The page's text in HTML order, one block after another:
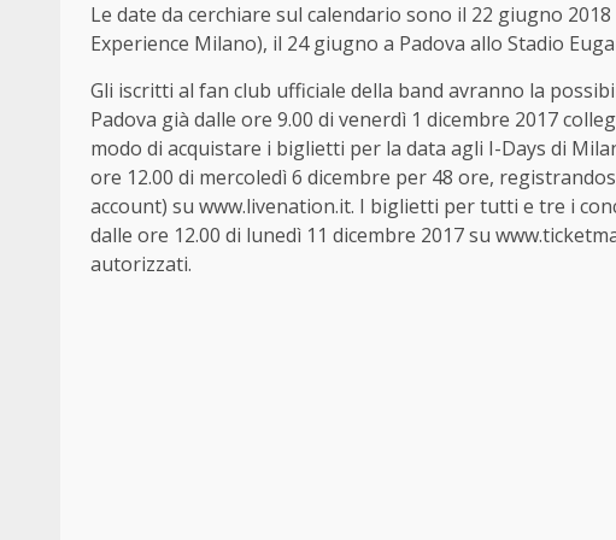
Le date da cerchiare sul calendario sono il 22 giugno 2018
Experience Milano), il 24 giugno a Padova allo Stadio
Gli iscritti al fan club ufficiale della band avranno la
Padova già dalle ore 9.00 di venerdì 1 dicembre 2017
modo di acquistare i biglietti per la data agli I-Days di
ore 12.00 di mercoledì 6 dicembre per 48 ore,
account) su www.livenation.it. I biglietti per tutti e tre i
dalle ore 12.00 di lunedì 11 dicembre 2017 su
autorizzati.